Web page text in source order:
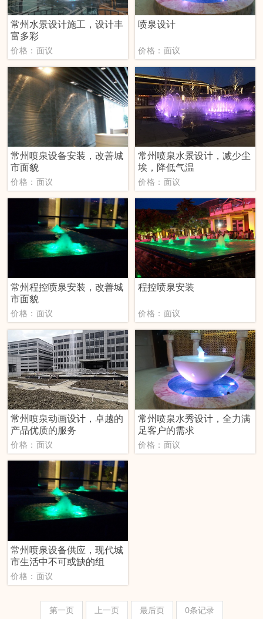
常州水景设计施工，设计丰
富多彩
价格：面议
喷泉设计
价格：面议
常州喷泉设备安装，改善城
市面貌
价格：面议
常州喷泉水景设计，减少尘
埃，降低气温
价格：面议
常州程控喷泉安装，改善城
市面貌
价格：面议
程控喷泉安装
价格：面议
常州喷泉动画设计，卓越的
产品优质的服务
价格：面议
常州喷泉水秀设计，全力满
足客户的需求
价格：面议
常州喷泉设备供应，现代城
市生活中不可或缺的组
价格：面议
第一页 上一页 最后页 0条记录